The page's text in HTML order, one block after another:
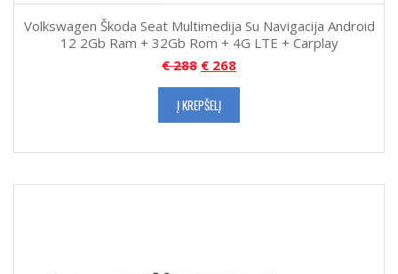
Volkswagen Škoda Seat Multimedija Su Navigacija Android
12 2Gb Ram + 32Gb Rom + 4G LTE + Carplay
€288 € 268
Į KREPŠELĮ